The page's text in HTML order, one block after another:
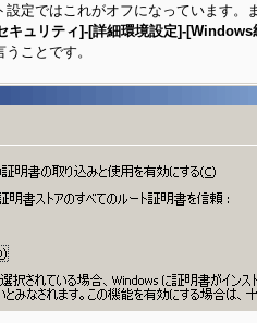
定ではこれがオフになっています。
キュリティ]-[詳細環境設定]-[Windows
ことです。